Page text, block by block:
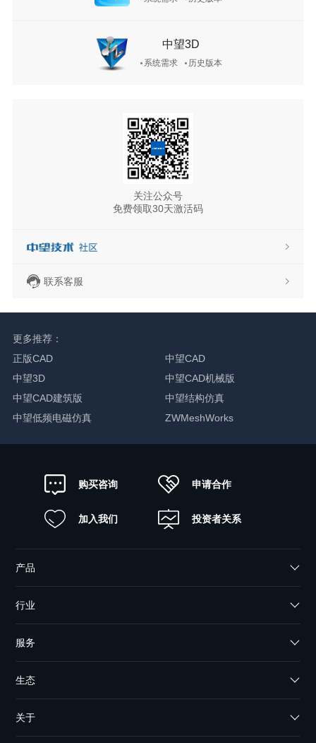
中望3D
系统需求 历史版本
关注公众号
免费领取30天激活码
联系客服
更多推荐：
正版CAD
中望CAD
中望3D
中望CAD机械版
中望CAD建筑版
中望结构仿真
中望低频电磁仿真
ZWMeshWorks
购买咨询 申请合作
加入我们 投资者关系
产品
行业
服务
生态
关于